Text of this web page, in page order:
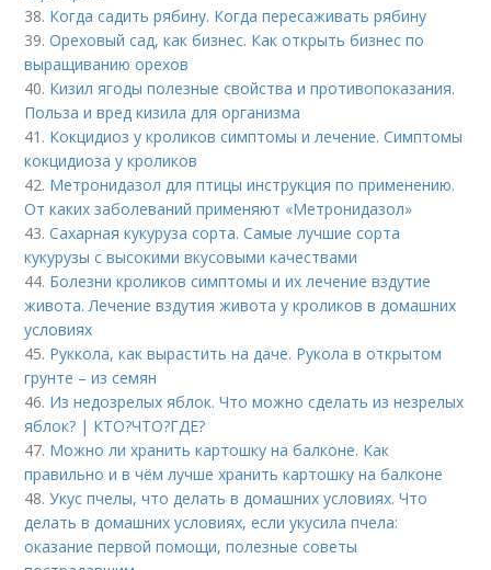
38. Когда садить рябину. Когда пересаживать рябину
39.Ореховый сад, как бизнес. Как открыть бизнес по
выращиванию орехов
40. Кизил ягоды полезные свойства и противопоказания.
Польза и вред кизила для организма
41. Кокцидиоз у кроликов симптомы и лечение. Симптомы
кокцидиоза у кроликов
42. Метронидазол для птицы инструкция по применению.
От каких заболеваний применяют «Метронидазол»
43.Сахарная кукуруза сорта. Самые лучшие сорта
кукурузы с высокими вкусовыми качествами
44. Болезни кроликов симптомы и их лечение вздутие
живота. Лечение вздутия живота у кроликов в домашних
условиях
45. Руккола, как вырастить на даче. Рукола в открытом
грунте – из семян
46. Из недозрелых яблок. Что можно сделать из незрелых
яблок? | КТО?ЧТО?ГДЕ?
47. Можно ли хранить картошку на балконе. Как
правильно и в чём лучше хранить картошку на балконе
48.Укус пчелы, что делать в домашних условиях. Что
делать в домашних условиях, если укусила пчела:
оказание первой помощи, полезные советы